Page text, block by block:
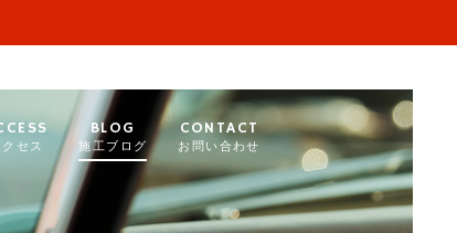
クセス
BLOG
施工ブログ
CONTACT
お問い合わせ